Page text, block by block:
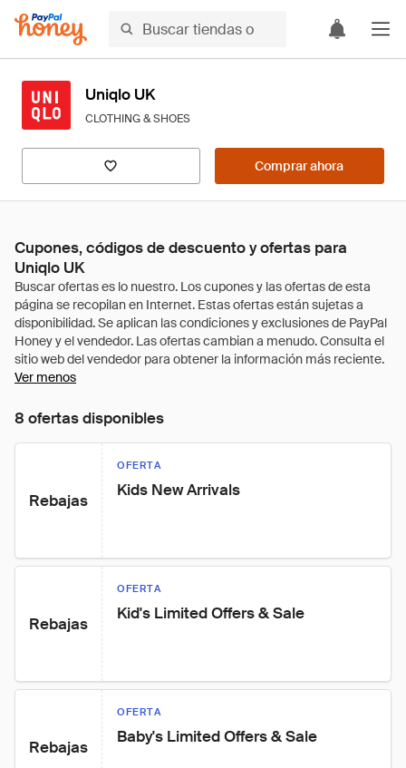
Uniqlo UK
CLOTHING & SHOES
Comprar ahora
Cupones, códigos de descuento y ofertas para
Uniqlo UK
Ver menos
8 ofertas disponibles
Rebajas
OFERTA
Kids New Arrivals
Rebajas
OFERTA
Kid's Limited Offers & Sale
Rebajas
OFERTA
Baby's Limited Offers & Sale